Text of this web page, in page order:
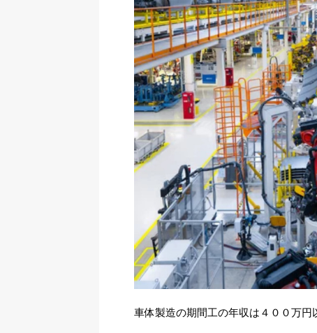
車体製造の期間工の年収は４００万円